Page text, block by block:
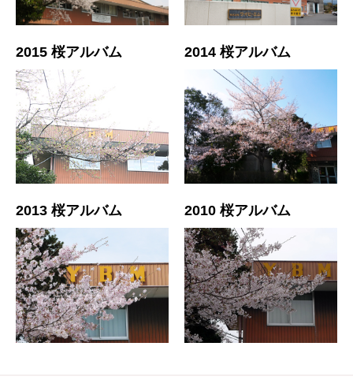
2015 桜アルバム 2014 桜アルバム
2013 桜アルバム 2010 桜アルバム